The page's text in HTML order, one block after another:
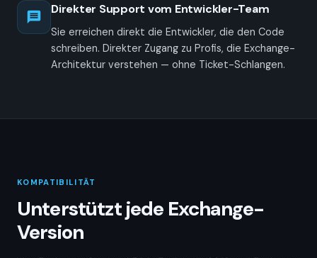
Direkter Support vom Entwickler-Team
Sie erreichen direkt die Entwickler, die den Code
schreiben. Direkter Zugang zu Profis, die Exchange-
Architektur verstehen — ohne Ticket-Schlangen.
KOMPATIBILITÄT
Unterstützt jede Exchange-
Version